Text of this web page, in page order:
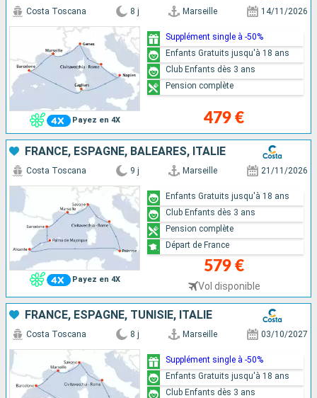
Payez en 4X
Costa Toscana 8 j Marseille 14/11/2026
479 €
Supplément single à -50%
Enfants Gratuits jusqu'à 18 ans
Club Enfants dès 3 ans
Pension complète
FRANCE, ESPAGNE, BALÉARES, ITALIE
Payez en 4X
Costa Toscana 9 j Marseille 21/11/2026
579 €
Vol disponible
Enfants Gratuits jusqu'à 18 ans
Club Enfants dès 3 ans
Pension complète
Départ de France
FRANCE, ESPAGNE, TUNISIE, ITALIE
Costa Toscana 8 j Marseille 03/10/2027
Supplément single à -50%
Enfants Gratuits jusqu'à 18 ans
Club Enfants dès 3 ans